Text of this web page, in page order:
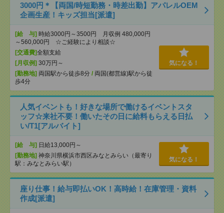
3000円＊【両国/時短勤務・時差出勤】アパレルOEM
企画生産！キッズ担当[派遣]
[給 与] 時給3000円～3500円 月収例 480,000円
～560,000円 ☆ご経験により相談☆
[交通費]全額支給
[月収例] 30万円～
[勤務地] 両国駅から徒歩8分 / 両国(都営線)駅から徒
歩4分
気になる！
人気イベントも！好きな場所で働けるイベントスタ
ッフ☆来社不要！働いたその日に給料もらえる日払
い/T1[アルバイト]
[給 与] 日給13,000円～
[勤務地] 神奈川県横浜市西区みなとみらい（最寄り
駅：みなとみらい駅）
気になる！
座り仕事！給与即払いOK！高時給！在庫管理・資料
作成[派遣]